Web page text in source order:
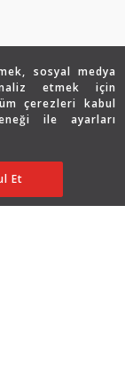
sosyal medya
etmek için
çerezleri kabul
ile ayarları
Et
ALIN
tüm hakları